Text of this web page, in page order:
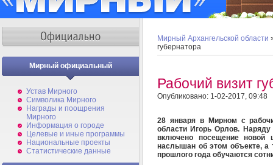
Мирный официальный
Устав Мирного
Символика Мирного
Награды и поощрения
Мирного
Информация о городе
Целевые и иные программы
Национальные проекты
Статистические данные
Мирный Архангельской области
губернатора
Рабочий визит
Опубликовано: 1-02-2017, 09:48
28 января в Мирном с
области Игорь Орлов.
включено посещение новой
наслышан об этом объекте, а
прошлого года обучаются